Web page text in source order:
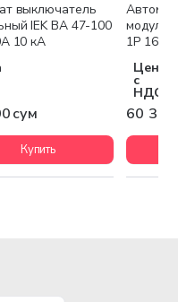
выключатель
IEK ВА 47-100
10 кА
сум
Купить
1P 16А
Цена
с
НДС
60 300